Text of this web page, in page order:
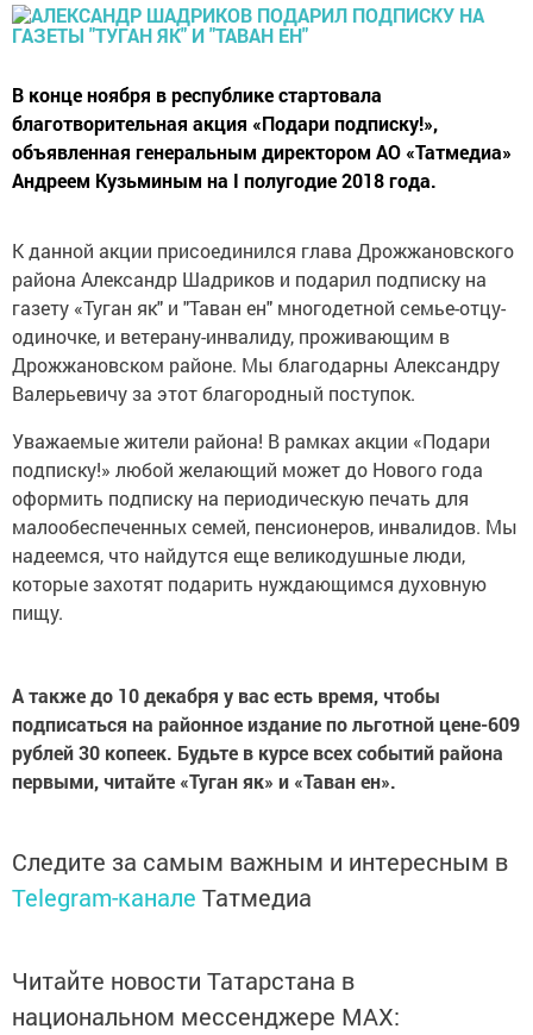
В конце ноября в республике стартовала
благотворительная акция «Подари подписку!»,
объявленная генеральным директором АО «Татмедиа»
Андреем Кузьминым на I полугодие 2018 года.
К данной акции присоединился глава Дрожжановского
района Александр Шадриков и подарил подписку на
газету «Туган як" и "Таван ен" многодетной семье-отцу-
одиночке, и ветерану-инвалиду, проживающим в
Дрожжановском районе. Мы благодарны Александру
Валерьевичу за этот благородный поступок.
Уважаемые жители района! В рамках акции «Подари
подписку!» любой желающий может до Нового года
оформить подписку на периодическую печать для
малообеспеченных семей, пенсионеров, инвалидов. Мы
надеемся, что найдутся еще великодушные люди,
которые захотят подарить нуждающимся духовную
пищу.
А также до 10 декабря у вас есть время, чтобы
подписаться на районное издание по льготной цене-609
рублей 30 копеек. Будьте в курсе всех событий района
первыми, читайте «Туган як» и «Таван ен».
Следите за самым важным и интересным в
Telegram-канале Татмедиа
Читайте новости Татарстана в
национальном мессенджере MАХ: